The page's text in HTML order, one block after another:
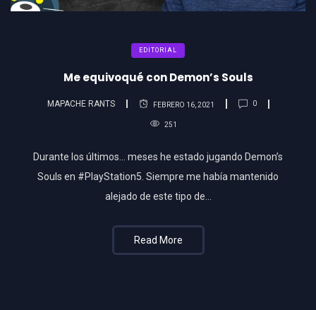
EDITORIAL
Me equivoqué con Demon’s Souls
MAPACHE RANTS FEBRERO 16, 2021 0
251
Durante los últimos… meses he estado jugando Demon’s
Souls en #PlayStation5. Siempre me había mantenido
alejado de este tipo de…
Read More